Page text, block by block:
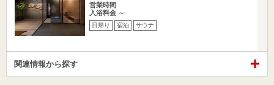
営業時間
入浴料金 ～
日帰り 宿泊 サウナ
関連情報から探す